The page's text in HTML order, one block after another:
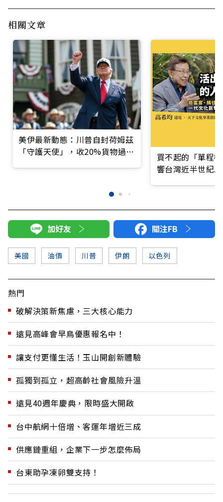
相關文章
美伊最新動態：川普自封荷姆茲
「守護天使」，收20%貨物過路
買不起的「單程
響台灣近半世紀
加好友 關注FB
美國 油價 川普 伊朗 以色列
熱門
破解決策新焦慮，三大核心能力
遠見高峰會早鳥優惠報名中！
讓支付更懂生活！玉山開創新體驗
孤獨到孤立，超高齡社會風險升溫
遠見40週年慶典，限時盛大開啟
台中航網十倍增、客運年增近三成
供應鏈重組，企業下一步怎麼佈局
台東助孕凍卵雙支持！